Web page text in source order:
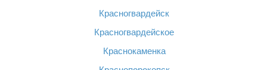
Красногвардейск
Красногвардейское
Краснокаменка